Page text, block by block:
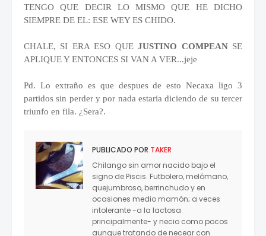
TENGO QUE DECIR LO MISMO QUE HE DICHO
SIEMPRE DE EL: ESE WEY ES CHIDO.
CHALE, SI ERA ESO QUEJUSTINO COMPEANSE
APLIQUE Y ENTONCES SI VAN A VER...jeje
Pd. Lo extraño es que despues de esto Necaxa ligo 3
partidos sin perder y por nada estaria diciendo de su tercer
triunfo en fila. ¿Sera?.
PUBLICADO POR TAKER
Chilango sin amor nacido bajo el
signo de Piscis. Futbolero, melómano,
quejumbroso, berrinchudo y en
ocasiones medio mamón; a veces
intolerante -a la lactosa
principalmente- y necio como pocos
aunque tratando de necear con